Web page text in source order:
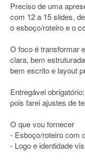
Preciso de uma
com 12 a 15 slides,
o esboço/roteiro e o
O foco é transformar
clara, bem
bem escrito e layout
Entregável
pois farei ajustes de
O que vou fornecer
- Esboço/roteiro com
- Logo e identidade